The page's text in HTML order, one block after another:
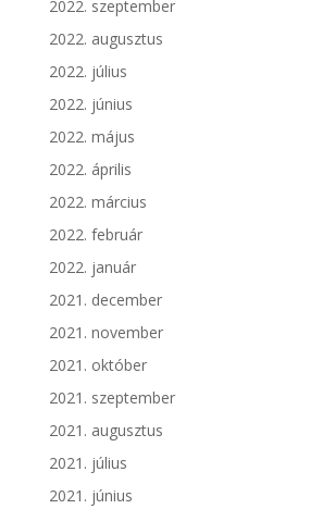
2022. szeptember
2022. augusztus
2022. július
2022. június
2022. május
2022. április
2022. március
2022. február
2022. január
2021. december
2021. november
2021. október
2021. szeptember
2021. augusztus
2021. július
2021. június